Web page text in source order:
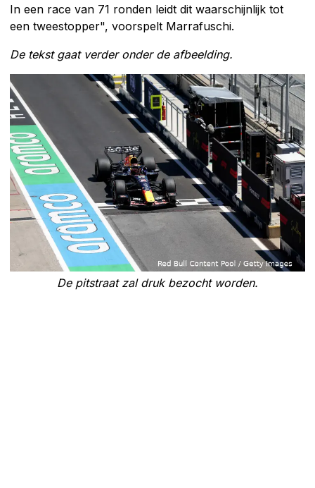
In een race van 71 ronden leidt dit waarschijnlijk tot
een tweestopper", voorspelt Marrafuschi.
De tekst gaat verder onder de afbeelding.
De pitstraat zal druk bezocht worden.